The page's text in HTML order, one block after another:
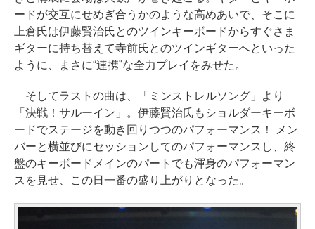
ードが交互にせめぎ合うかのような高めあいで、そこに
上倉氏は伊藤賢治氏とのツインキーボードからすぐさま
ギターに持ち替えて寺前氏とのツインギターへといった
ように、まさに“連携”な全力プレイをみせた。
そしてラストの曲は、「ミンストレルソング」より
「決戦！サルーイン」。伊藤賢治氏もショルダーキーボ
ードでステージを動き回りつつのパフォーマンス！ メン
バーと横並びにセッションしてのパフォーマンスし、終
盤のキーボードメインのパートでも渾身のパフォーマン
スを見せ、この日一番の盛り上がりとなった。